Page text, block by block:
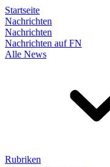
Startseite
Nachrichten
Nachrichten
Nachrichten auf FN
Alle News
Rubriken